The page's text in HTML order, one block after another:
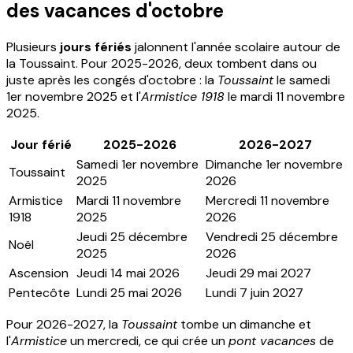
des vacances d'octobre
Plusieurs jours fériés jalonnent l'année scolaire autour de
la Toussaint. Pour 2025-2026, deux tombent dans ou
juste après les congés d'octobre : la Toussaintle samedi
1er novembre 2025 et l'Armistice 1918le mardi 11 novembre
2025.
Jour férié
2025-2026
2026-2027
Toussaint
Samedi 1er novembre
2025
Dimanche 1er novembre
2026
Armistice
1918
Mardi 11 novembre
2025
Mercredi 11 novembre
2026
Noël
Jeudi 25 décembre
2025
Vendredi 25 décembre
2026
Ascension Jeudi 14 mai 2026
Jeudi 29 mai 2027
Pentecôte Lundi 25 mai 2026
Lundi 7 juin 2027
Pour 2026-2027, la Toussainttombe un dimanche et
l'Armisticeun mercredi, ce qui crée unpont vacancesde